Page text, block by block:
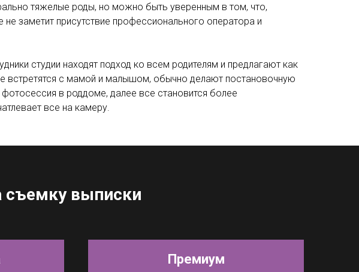
тяжелые роды, но можно быть уверенным в том, что,
заметит присутствие профессионального оператора и
студии находят подход ко всем родителям и предлагают как
встретятся с мамой и малышом, обычно делают постановочную
в роддоме, далее все становится более
все на камеру.
съемку выписки
Премиум